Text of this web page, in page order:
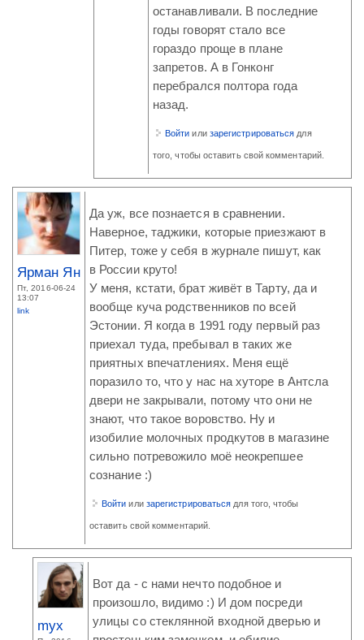
останавливали. В последние
годы говорят стало все
гораздо проще в плане
запретов. А в Гонконг
перебрался полтора года
назад.
Войти или зарегистрироваться для
того, чтобы оставить свой комментарий.
Ярман Ян
Пт, 2016-06-24
13:07
link
Да уж, все познается в сравнении.
Наверное, таджики, которые приезжают в
Питер, тоже у себя в журнале пишут, как
в России круто!
У меня, кстати, брат живёт в Тарту, да и
вообще куча родственников по всей
Эстонии. Я когда в 1991 году первый раз
приехал туда, пребывал в таких же
приятных впечатлениях. Меня ещё
поразило то, что у нас на хуторе в Антсла
двери не закрывали, потому что они не
знают, что такое воровство. Ну и
изобилие молочных продкутов в магазине
сильно потревожило моё неокрепшее
сознание :)
Войти или зарегистрироваться для того, чтобы
оставить свой комментарий.
myx
Вот да - с нами нечто подобное и
произошло, видимо :) И дом посреди
улицы со стеклянной входной дверью и